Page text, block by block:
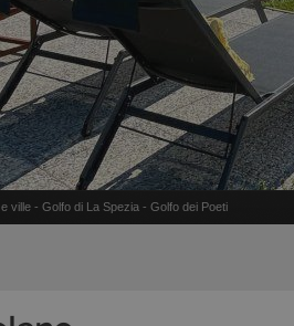
ville - Golfo di La Spezia - Golfo dei Poeti